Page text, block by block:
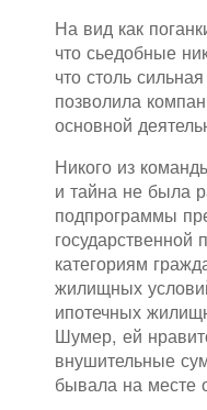
На вид как
что сьедобные
что столь
позволила
основной
Никого из
и тайна не была
подпрограммы
государственной
категориям
жилищных
ипотечных
Шумер, ей
внушительные
бывала на месте